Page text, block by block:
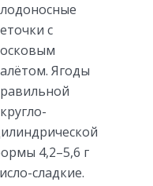
с
Ягоды
4,2–5,6 г
сладкие.